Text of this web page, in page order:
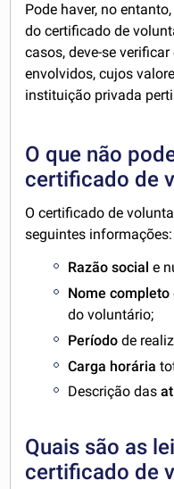
Pode haver, no
do certificado de
casos, deve-se
envolvidos, cujos
instituição privada
O que não
certificado de
O certificado de
seguintes informações:
Razão social e
Nome completo
do voluntário;
Período de
Carga horária
Descrição das
Quais são as
certificado de